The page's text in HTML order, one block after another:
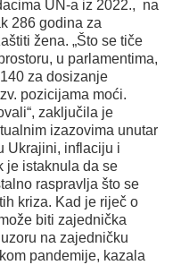
UN-a iz 2022., na
286 godina za
žena. „Što se tiče
u parlamentima,
za dosizanje
pozicijama moći.
zaključila je
izazovima unutar
Ukrajini, inflaciju i
je istaknula da se
raspravlja što se
kriza. Kad je riječ o
biti zajednička
na zajedničku
pandemije, kazala